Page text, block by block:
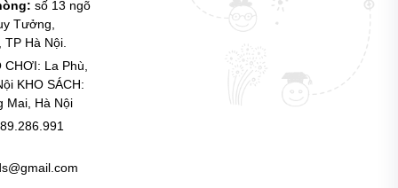
số 13 ngõ
Tưởng,
Hà Nội.
CHƠI: La Phù,
KHO SÁCH:
Mai, Hà Nội